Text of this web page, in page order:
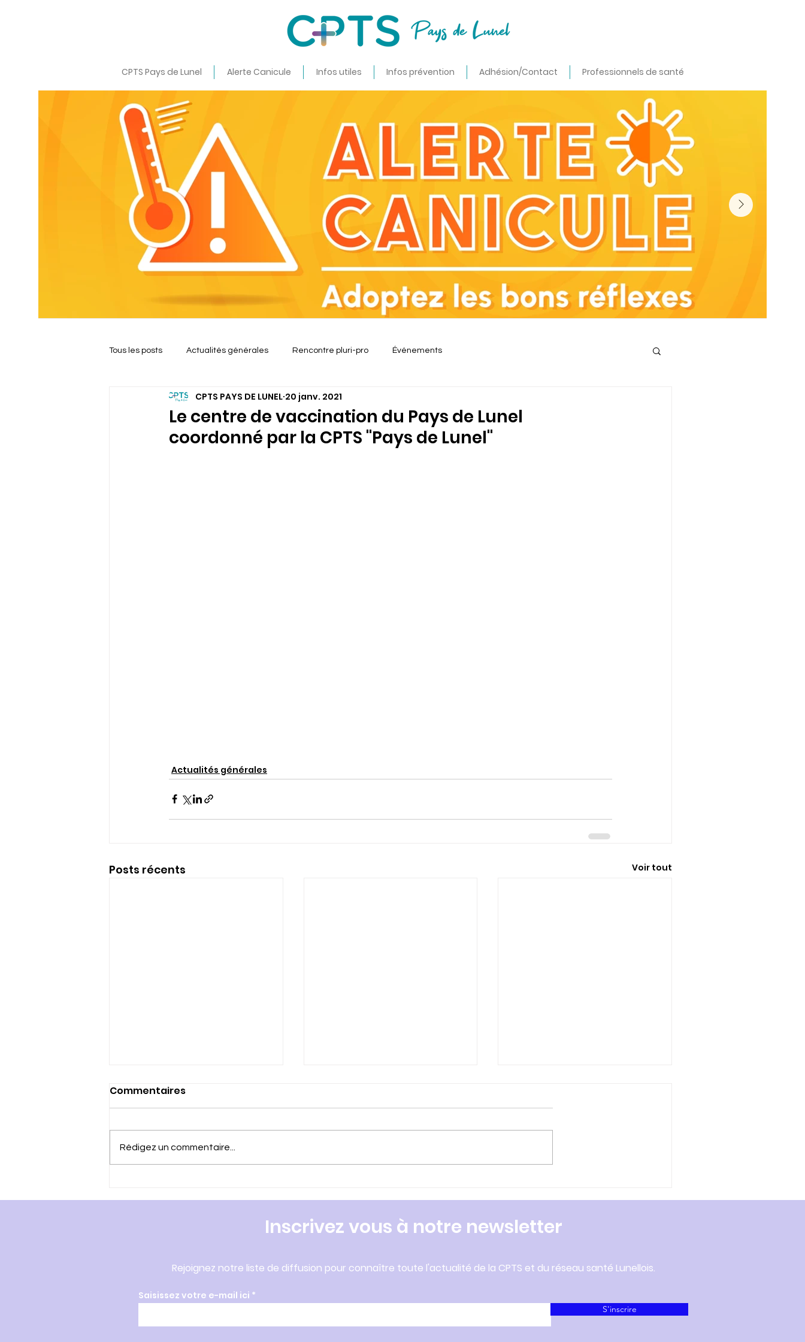
CPTS Pays de Lunel Alerte Canicule Infos utiles Infos prévention Adhésion/Contact Professionnels de santé
Click HereTous les posts Actualités générales Rencontre pluri-pro Événements
Le centre de vaccination du Pays de Lunel
coordonné par la CPTS "Pays de Lunel"
CPTS PAYS DE LUNEL 20 janv. 2021
Actualités générales
Posts récents Voir tout
? Pour continuer à faire
ce qu'il me plait, JE FAIS LE
E S L U N E L
2021 - Centre de
vaccination
Commentaires
Rédigez un commentaire...
Inscrivez vous à notre newsletter
Rejoignez notre liste de diffusion pour connaître toute l'actualité de la CPTS et du réseau santé Lunellois.
Saisissez votre e-mail ici
S'inscrire